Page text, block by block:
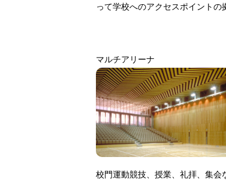
って学校へのアクセスポイントの
マルチアリーナ
校門運動競技、授業、礼拝、集